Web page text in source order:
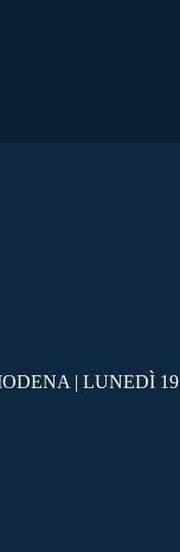
| LUNEDÌ